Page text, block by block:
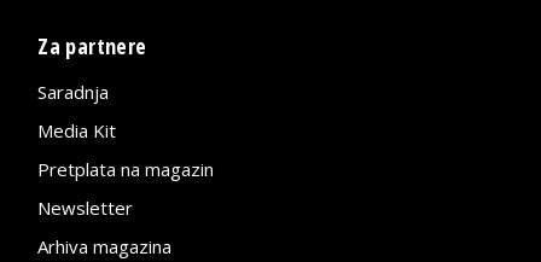
Za partnere
Saradnja
Media Kit
Pretplata na magazin
Newsletter
Arhiva magazina